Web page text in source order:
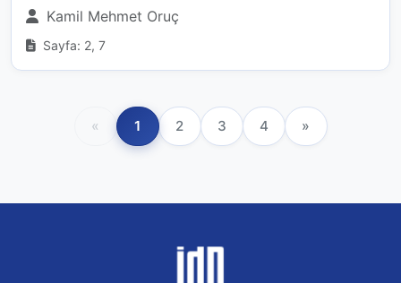
Kamil Mehmet Oruç
Sayfa: 2, 7
« 1 2 3 4 »